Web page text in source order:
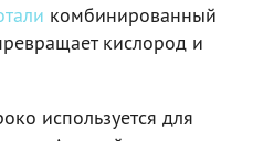
комбинированный
кислород и
используется для